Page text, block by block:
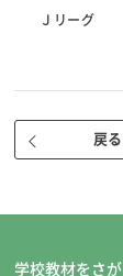
●指ぬき 短・長
●糸通し（スレ
●ひも通し
●リッパー（安
Ｊリーグ
戻る
学校教材をさ